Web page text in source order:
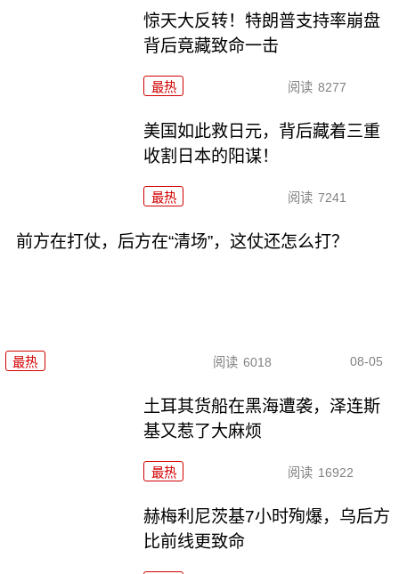
惊天大反转！特朗普支持率崩盘
背后竟藏致命一击
最热 阅读 8277
美国如此救日元，背后藏着三重
收割日本的阳谋！
最热 阅读 7241
前方在打仗，后方在“清场”，这仗还怎么打？
最热 阅读 6018 08-05
土耳其货船在黑海遭袭，泽连斯
基又惹了大麻烦
最热 阅读 16922
赫梅利尼茨基7小时殉爆，乌后方
比前线更致命